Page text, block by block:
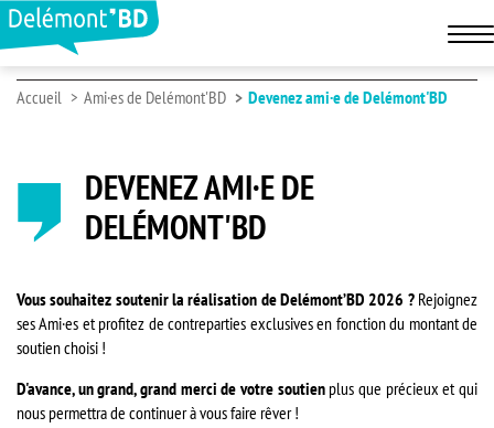
Accueil Ami·es de Delémont'BD Devenez ami·e de Delémont'BD
DEVENEZ AMI·E DE
DELÉMONT'BD
Vous souhaitez soutenir la réalisation de Delémont’BD 2026 ? Rejoignez
ses Ami·es et profitez de contreparties exclusives en fonction du montant de
soutien choisi !
D'avance, un grand, grand merci de votre soutienplus que précieux et qui
nous permettra de continuer à vous faire rêver !